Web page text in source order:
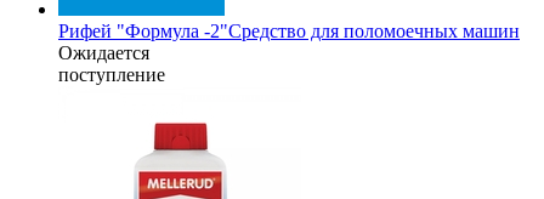
Рифей "Формула -2"Средство для поломоечных машин
Ожидается
поступление